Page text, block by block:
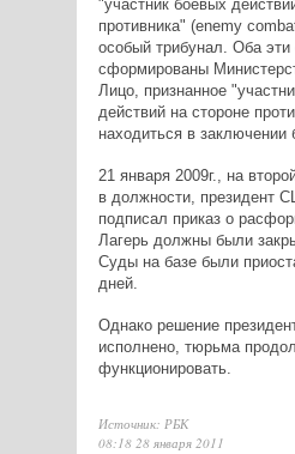
"участник боевых
противника" (enemy
особый трибунал. Оба эти
сформированы
Лицо, признанное
действий на стороне
находиться в заключении
21 января 2009г., на
в должности, президент
подписал приказ о
Лагерь должны были
Суды на базе были
дней.
Однако решение
исполнено, тюрьма
функционировать.
Источник: РБК
08:18 28 января 2011